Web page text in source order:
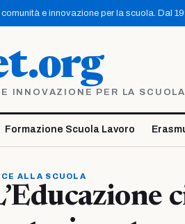
comunità e innovazione per la scuola. Dal
INNOVAZIONE PER LA
Formazione Scuola Lavoro
ALLA SCUOLA